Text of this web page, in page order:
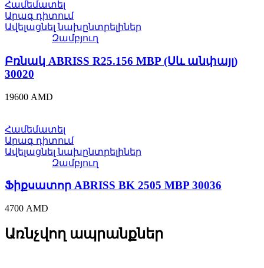
Համեմատել
Արագ դիտում
Ավելացնել նախընտրելիներ
Զամբյուղ
Բռնակ ABRISS R25.156 MBP (Սև անփայլ)
30020
19600 AMD
Համեմատել
Արագ դիտում
Ավելացնել նախընտրելիներ
Զամբյուղ
Ֆիքսատոր ABRISS BK 2505 MBP 30036
4700 AMD
Առնչվող ապրանքներ